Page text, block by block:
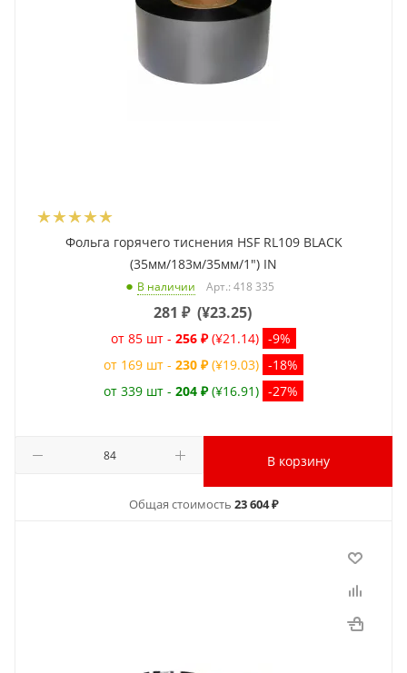
Фольга горячего тиснения HSF RL109 BLACK
(35мм/183м/35мм/1") IN
В наличии Арт.: 418 335
281 ₽ (¥23.25)
от 85 шт - 256 ₽ (¥21.14) -9%
от 169 шт - 230 ₽ (¥19.03) -18%
от 339 шт - 204 ₽ (¥16.91) -27%
В корзину
Общая стоимость 23 604 ₽